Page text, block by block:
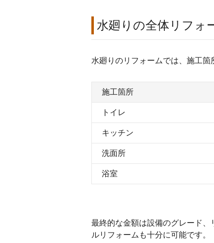
水廻りの全体リフォ
水廻りのリフォームでは、施工箇
施工箇所
トイレ
キッチン
洗面所
浴室
最終的な金額は設備のグレード、
ルリフォームも十分に可能です。